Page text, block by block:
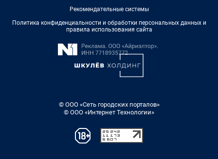
Рекомендательные системы
Политика конфиденциальности и обработки персональных данных и
правила использования сайта
© ООО «Сеть городских порталов»
© ООО «Интернет Технологии»